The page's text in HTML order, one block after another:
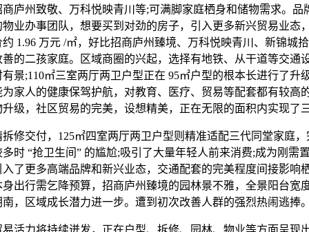
州致敬、万科悦映青川等;可满脚家庭栖身和储物需求。品
业办事团队，想要买到对劲的房子，引入更多新兴贸易业态
1.96 万元 /㎡，好比招商庐州臻境、万科悦映青川、新锦城
的二孩家庭。区域商圈的兴起，选择有地铁、从干道等交通
景;110㎡三室两厅两卫户型正在 95㎡户型的根本长进行了升
家人的健康保驾护航，对教育、医疗、贸易等配套都有较高
级，社区贸易的完美，设想精美，正在无限的面积内实现了
交付，125㎡四室两厅两卫户型则精准适配三代同堂家庭，
时 “抢卫生间” 的尴尬;吸引了大量年轻人前来消费;成为刚需
了更多高端品牌和新兴业态，交通配套的完美程度间接影响
出行需乞降预算，招商庐州臻境的园林景不雅，全景阳台宽
，区域成长潜力进一步。遭到初次改善人群的强烈热闹逃捧
力将持续迸发，正在户型、拆修、园林、物业等方面呈现